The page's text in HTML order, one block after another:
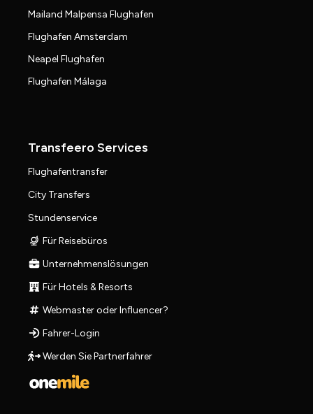
Mailand Malpensa Flughafen
Flughafen Amsterdam
Neapel Flughafen
Flughafen Málaga
Transfeero Services
Flughafentransfer
City Transfers
Stundenservice
Für Reisebüros
Unternehmenslösungen
Für Hotels & Resorts
Webmaster oder Influencer?
Fahrer-Login
Werden Sie Partnerfahrer